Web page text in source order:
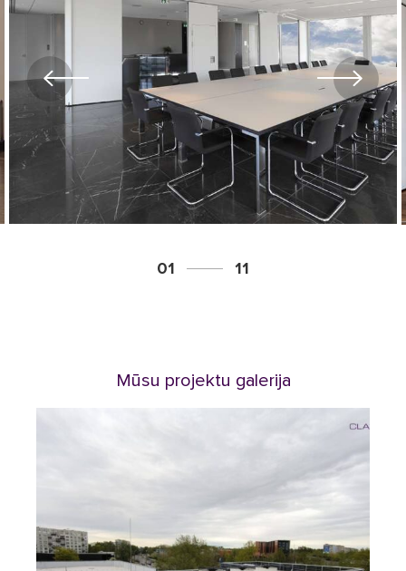
01 11
Mūsu projektu galerija